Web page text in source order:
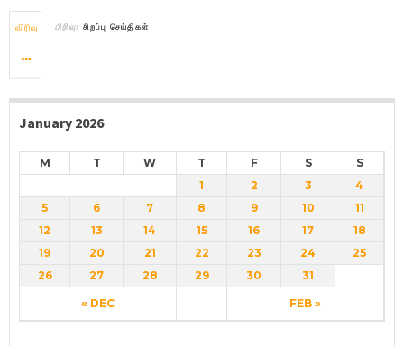
விரிவு பிரிவு: சிறப்பு செய்திகள்
January 2026
M T W T F S S
« DEC FEB »
1 2 3
4
5
6 7 8 9 10
11
12
13 14 15 16 17
18
19
20 21 22 23 24
25
26
27 28 29 30 31